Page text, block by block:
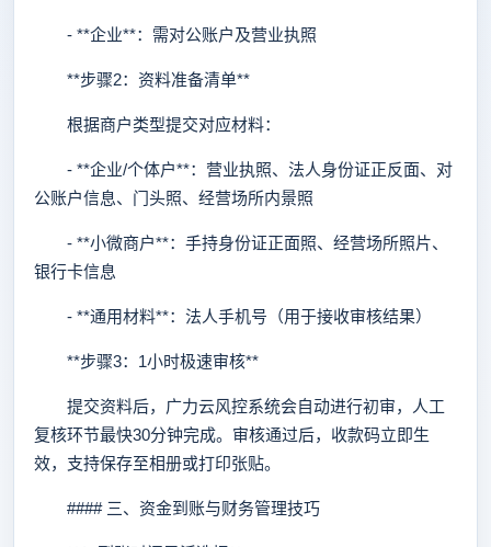
- **企业**：需对公账户及营业执照
**步骤2：资料准备清单**
根据商户类型提交对应材料：
- **企业/个体户**：营业执照、法人身份证正反面、对
公账户信息、门头照、经营场所内景照
- **小微商户**：手持身份证正面照、经营场所照片、
银行卡信息
- **通用材料**：法人手机号（用于接收审核结果）
**步骤3：1小时极速审核**
提交资料后，广力云风控系统会自动进行初审，人工
复核环节最快30分钟完成。审核通过后，收款码立即生
效，支持保存至相册或打印张贴。
#### 三、资金到账与财务管理技巧